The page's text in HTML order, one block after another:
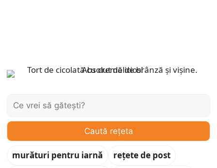
Caută:
Caută rețeta
murături pentru iarnă
rețete de post